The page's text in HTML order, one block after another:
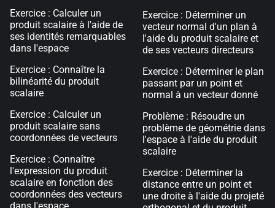
Exercice : Calculer un
produit scalaire à l'aide de
ses identités remarquables
dans l'espace
Exercice : Connaître la
bilinéarité du produit
scalaire
Exercice : Calculer un
produit scalaire sans
coordonnées de vecteurs
Exercice : Connaître
l'expression du produit
scalaire en fonction des
coordonnées des vecteurs
Exercice : Déterminer un
vecteur normal d'un plan à
l'aide du produit scalaire et
de ses vecteurs directeurs
Exercice : Déterminer le plan
passant par un point et
normal à un vecteur donné
Problème : Résoudre un
problème de géométrie dans
l'espace à l'aide du produit
scalaire
Exercice : Déterminer la
distance entre un point et
une droite à l'aide du projeté